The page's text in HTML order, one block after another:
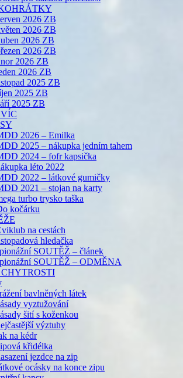
2026 ZB
2026 ZB
2026 ZB
2026 ZB
2026 ZB
2026 ZB
2025 ZB
2025 ZB
2025 ZB
2026 – Emilka
2025 – nákupka jedním tahem
2024 – fofr kapsička
léto 2022
2022 – látkové gumičky
2021 – stojan na karty
turbo trysko taška
kočárku
na cestách
hledačka
SOUTĚŽ – článek
SOUTĚŽ – ODMĚNA
bavlněných látek
vyztužování
šití s koženkou
výztuhy
na kédr
křidélka
jezdce na zip
ocásky na konce zipu